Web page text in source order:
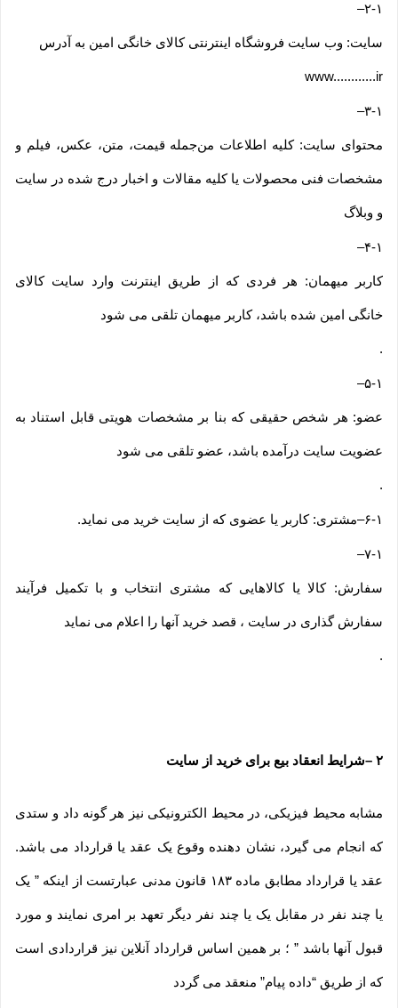
۲-۱–
سایت: وب سایت فروشگاه اینترنتی کالای خانگی امین به آدرس
www............ir
۳-۱–
محتوای سایت: کلیه اطلاعات من‌جمله قیمت، متن، عکس، فیلم و
مشخصات فنی محصولات یا کلیه مقالات و اخبار درج شده در سایت
و وبلاگ
۴-۱–
کاربر میهمان: هر فردی که از طریق اینترنت وارد سایت کالای
خانگی امین شده باشد، کاربر میهمان تلقی می شود
.
۵-۱–
عضو: هر شخص حقیقی که بنا بر مشخصات هویتی قابل استناد به
عضویت سایت درآمده باشد، عضو تلقی می شود
.
۶-۱–مشتری: کاربر یا عضوی که از سایت خرید می نماید.
۷-۱–
سفارش: کالا یا کالاهایی که مشتری انتخاب و با تکمیل فرآیند
سفارش گذاری در سایت ، قصد خرید آنها را اعلام می نماید
.
۲ –شرایط انعقاد بیع برای خرید از سایت
مشابه محیط فیزیکی، در محیط الکترونیکی نیز هر گونه داد و ستدی
که انجام می گیرد، نشان دهنده وقوع یک عقد یا قرارداد می باشد.
عقد یا قرارداد مطابق ماده ۱۸۳ قانون مدنی عبارتست از اینکه ” یک
یا چند نفر در مقابل یک یا چند نفر دیگر تعهد بر امری نمایند و مورد
قبول آنها باشد ” ؛ بر همین اساس قرارداد آنلاین نیز قراردادی است
که از طریق “داده پیام” منعقد می گردد